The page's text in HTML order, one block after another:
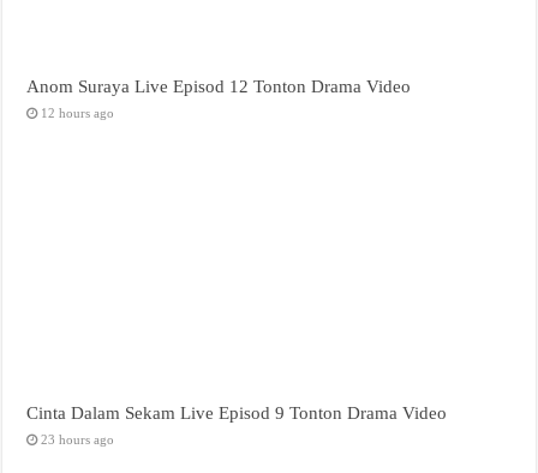
Anom Suraya Live Episod 12 Tonton Drama Video
12 hours ago
Cinta Dalam Sekam Live Episod 9 Tonton Drama Video
23 hours ago